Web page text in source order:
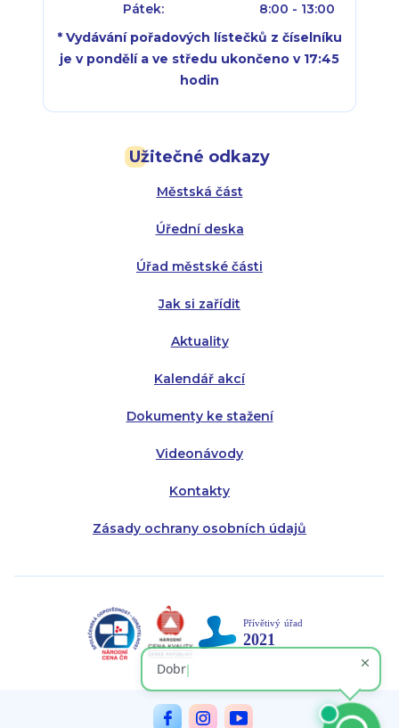
Užitečné odkazy
Městská část
Úřední deska
Úřad městské části
Jak si zařídit
Aktuality
Kalendář akcí
Dokumenty ke stažení
Videonávody
Kontakty
Zásady ochrany osobních údajů
Pátek:
8:00 - 13:00
* Vydávání pořadových lístečků z číselníku
je v pondělí a ve středu ukončeno v 17:45
hodin
Úterý:
Středa:
Čtvrtek:
Pátek:
Úterý:
Středa:
Čtvrtek: